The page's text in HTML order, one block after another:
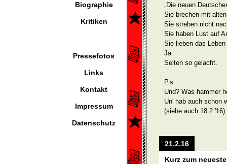
Biographie
Kritiken
Pressefotos
Links
Kontakt
Impressum
Datenschutz
„Die neuen
Sie brechen mit
Sie streben nicht
Sie haben Lust auf
Sie lieben das Leben
Ja.
Selten so gelacht.
P.s.:
Und? Was hammer
Un' hab auch schon
(siehe auch 18.2.'16)
21.2.16
Kurz zum